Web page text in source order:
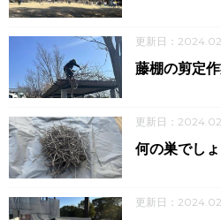
更新日：
藤棚の剪定
更新日：
何の巣でしょ
更新日：